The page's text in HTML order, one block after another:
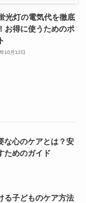
光灯の電気代を徹底
お得に使うためのポ
10月12日
な心のケアとは？安
ためのガイド
る子どものケア方法